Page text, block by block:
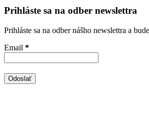
Prihláste sa na odber newslettra
Prihláste sa na odber nášho newslettra a
Email *